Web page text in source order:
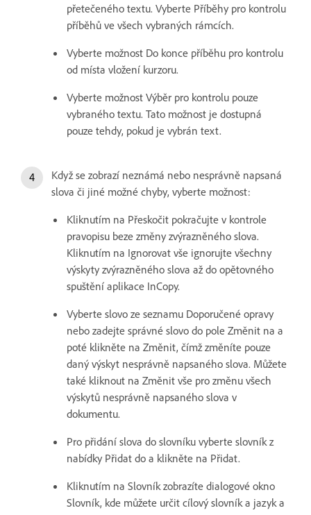
přetečeného textu. Vyberte Příběhy pro kontrolu
příběhů ve všech vybraných rámcích.
Vyberte možnost Do konce příběhu pro kontrolu
od místa vložení kurzoru.
Vyberte možnost Výběr pro kontrolu pouze
vybraného textu. Tato možnost je dostupná
pouze tehdy, pokud je vybrán text.
Když se zobrazí neznámá nebo nesprávně napsaná
slova či jiné možné chyby, vyberte možnost:
Kliknutím na Přeskočit pokračujte v kontrole
pravopisu beze změny zvýrazněného slova.
Kliknutím na Ignorovat vše ignorujte všechny
výskyty zvýrazněného slova až do opětovného
spuštění aplikace InCopy.
Vyberte slovo ze seznamu Doporučené opravy
nebo zadejte správné slovo do pole Změnit na a
poté klikněte na Změnit, čímž změníte pouze
daný výskyt nesprávně napsaného slova. Můžete
také kliknout na Změnit vše pro změnu všech
výskytů nesprávně napsaného slova v
dokumentu.
Pro přidání slova do slovníku vyberte slovník z
nabídky Přidat do a klikněte na Přidat.
Kliknutím na Slovník zobrazíte dialogové okno
Slovník, kde můžete určit cílový slovník a jazyk a